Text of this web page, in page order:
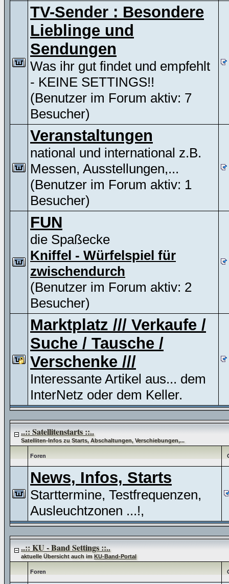
TV-Sender : Besondere
Lieblinge und
Sendungen
Was ihr gut findet und empfehlt
- KEINE SETTINGS!!
(Benutzer im Forum aktiv: 7
Besucher)
Veranstaltungen
national und international z.B.
Messen, Ausstellungen,...
(Benutzer im Forum aktiv: 1
Besucher)
FUN
die Spaßecke
Kniffel - Würfelspiel für
zwischendurch
(Benutzer im Forum aktiv: 2
Besucher)
Marktplatz /// Verkaufe /
Suche / Tausche /
Verschenke ///
Interessante Artikel aus... dem
InterNetz oder dem Keller.
..:: Satellitenstarts ::..
Satelliten-Infos zu Starts, Abschaltungen, Verschiebungen,...
Foren
News, Infos, Starts
Starttermine, Testfrequenzen,
Ausleuchtzonen ...!,
..:: KU - Band Settings ::..
aktuelle Übersicht auch imKU-Band-Portal
Foren